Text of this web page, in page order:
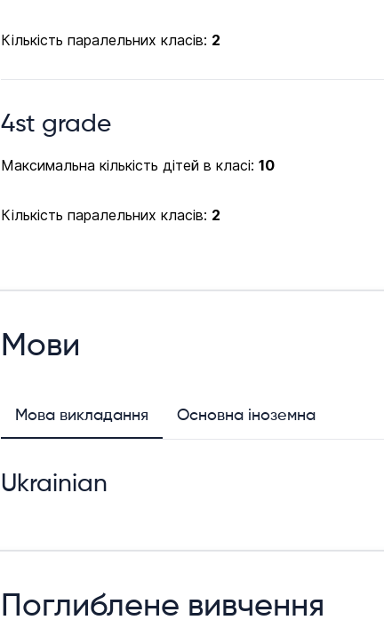
Кількість паралельних класів: 2
4st grade
Максимальна кількість дітей в класі: 10
Кількість паралельних класів: 2
Мови
Мова викладання Основна іноземна
Ukrainian
Поглиблене вивчення